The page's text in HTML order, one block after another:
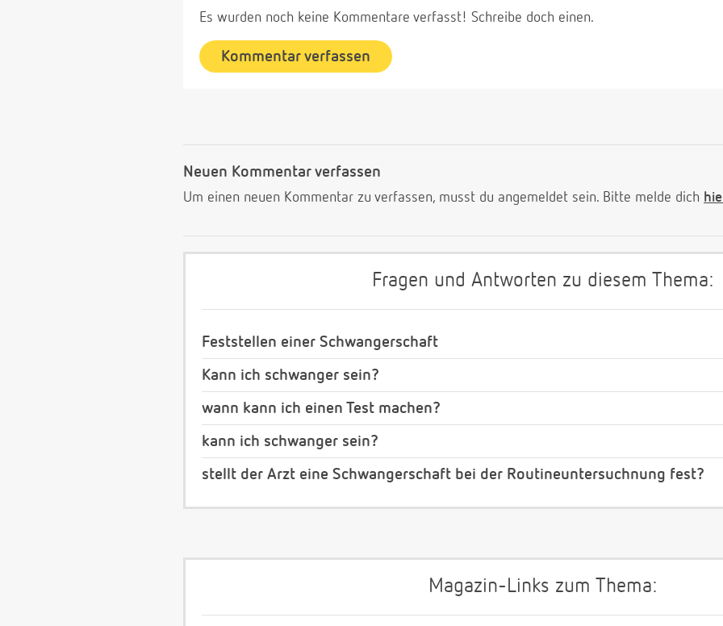
Es wurden noch keine Kommentare verfasst! Schreibe doch einen.
Kommentar verfassen
Neuen Kommentar verfassen
Um einen neuen Kommentar zu verfassen, musst du angemeldet sein. Bitte melde dich
Fragen und Antworten zu diesem Thema:
Feststellen einer Schwangerschaft
Kann ich schwanger sein?
wann kann ich einen Test machen?
kann ich schwanger sein?
stellt der Arzt eine Schwangerschaft bei der Routineuntersuchnung fest?
Magazin-Links zum Thema: